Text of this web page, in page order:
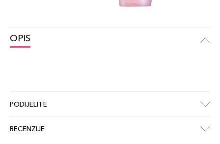
OPIS
PODIJELITE
RECENZIJE